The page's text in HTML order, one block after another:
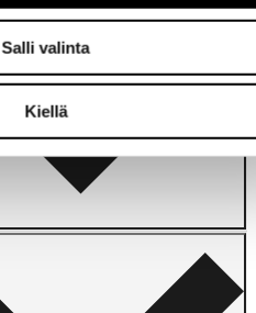
Salli valinta
Kiellä